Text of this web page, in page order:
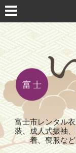
富士市レンタル
装、成人式振袖
着、喪服な